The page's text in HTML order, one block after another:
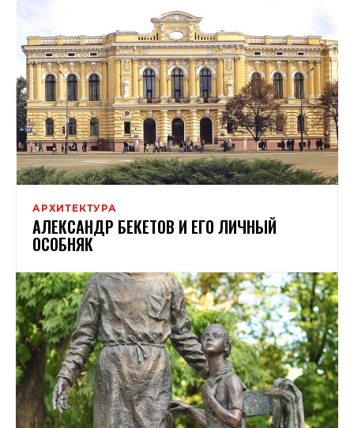
АРХИТЕКТУРА
АЛЕКСАНДР БЕКЕТОВ И ЕГО ЛИЧНЫЙ
ОСОБНЯК